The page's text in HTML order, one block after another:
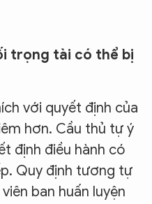
trọng tài có thể bị
với quyết định của
hơn. Cầu thủ tự ý
định điều hành có
Quy định tương tự
ban huấn luyện